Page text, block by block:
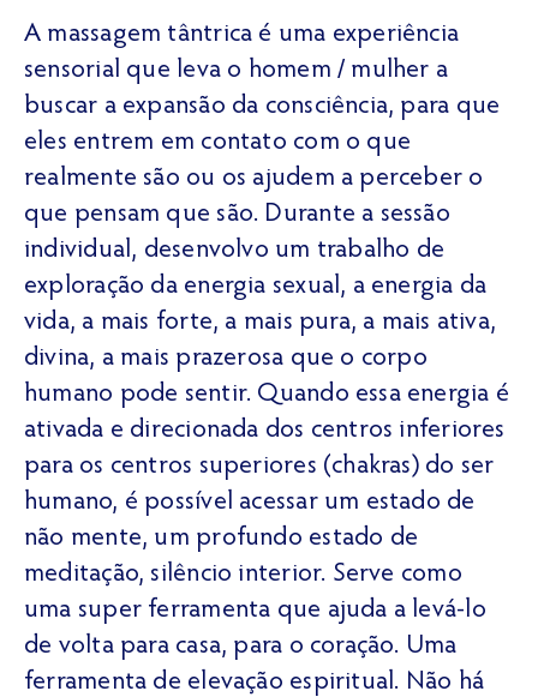
A massagem tântrica é uma experiência
sensorial que leva o homem / mulher a
buscar a expansão da consciência, para que
eles entrem em contato com o que
realmente são ou os ajudem a perceber o
que pensam que são. Durante a sessão
individual, desenvolvo um trabalho de
exploração da energia sexual, a energia da
vida, a mais forte, a mais pura, a mais ativa,
divina, a mais prazerosa que o corpo
humano pode sentir. Quando essa energia é
ativada e direcionada dos centros inferiores
para os centros superiores (chakras) do ser
humano, é possível acessar um estado de
não mente, um profundo estado de
meditação, silêncio interior. Serve como
uma super ferramenta que ajuda a levá-lo
de volta para casa, para o coração. Uma
ferramenta de elevação espiritual. Não há